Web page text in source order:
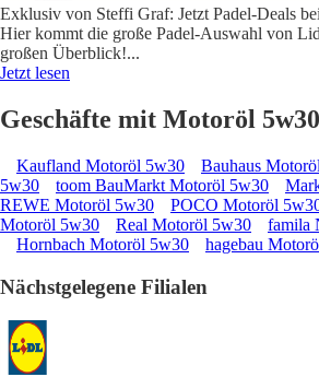
Exklusiv von Steffi Graf: Jetzt Padel-Deals
Hier kommt die große Padel-Auswahl von
großen Überblick!...
Jetzt lesen
Geschäfte mit Motoröl
Kaufland Motoröl 5w30 Bauhaus
5w30
toom BauMarkt Motoröl 5w30
REWE Motoröl 5w30
POCO Motoröl
Motoröl 5w30
Real Motoröl 5w30
famila
Hornbach Motoröl 5w30
hagebau
Nächstgelegene Filialen